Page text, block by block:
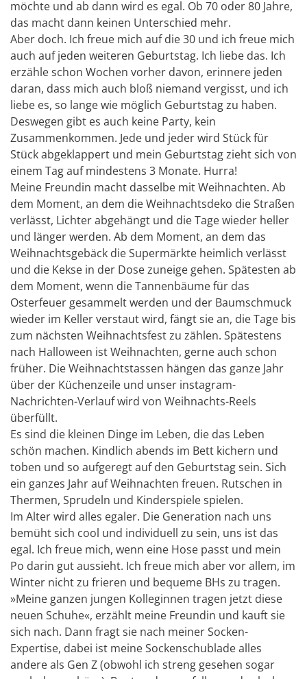
möchte und ab dann wird es egal. Ob 70 oder 80 Jahre,
das macht dann keinen Unterschied mehr.
Aber doch. Ich freue mich auf die 30 und ich freue mich
auch auf jeden weiteren Geburtstag. Ich liebe das. Ich
erzähle schon Wochen vorher davon, erinnere jeden
daran, dass mich auch bloß niemand vergisst, und ich
liebe es, so lange wie möglich Geburtstag zu haben.
Deswegen gibt es auch keine Party, kein
Zusammenkommen. Jede und jeder wird Stück für
Stück abgeklappert und mein Geburtstag zieht sich von
einem Tag auf mindestens 3 Monate. Hurra!
Meine Freundin macht dasselbe mit Weihnachten. Ab
dem Moment, an dem die Weihnachtsdeko die Straßen
verlässt, Lichter abgehängt und die Tage wieder heller
und länger werden. Ab dem Moment, an dem das
Weihnachtsgebäck die Supermärkte heimlich verlässt
und die Kekse in der Dose zuneige gehen. Spätesten ab
dem Moment, wenn die Tannenbäume für das
Osterfeuer gesammelt werden und der Baumschmuck
wieder im Keller verstaut wird, fängt sie an, die Tage bis
zum nächsten Weihnachtsfest zu zählen. Spätestens
nach Halloween ist Weihnachten, gerne auch schon
früher. Die Weihnachtstassen hängen das ganze Jahr
über der Küchenzeile und unser instagram-
Nachrichten-Verlauf wird von Weihnachts-Reels
überfüllt.
Es sind die kleinen Dinge im Leben, die das Leben
schön machen. Kindlich abends im Bett kichern und
toben und so aufgeregt auf den Geburtstag sein. Sich
ein ganzes Jahr auf Weihnachten freuen. Rutschen in
Thermen, Sprudeln und Kinderspiele spielen.
Im Alter wird alles egaler. Die Generation nach uns
bemüht sich cool und individuell zu sein, uns ist das
egal. Ich freue mich, wenn eine Hose passt und mein
Po darin gut aussieht. Ich freue mich aber vor allem, im
Winter nicht zu frieren und bequeme BHs zu tragen.
»Meine ganzen jungen Kolleginnen tragen jetzt diese
neuen Schuhe«, erzählt meine Freundin und kauft sie
sich nach. Dann fragt sie nach meiner Socken-
Expertise, dabei ist meine Sockenschublade alles
andere als Gen Z (obwohl ich streng gesehen sogar